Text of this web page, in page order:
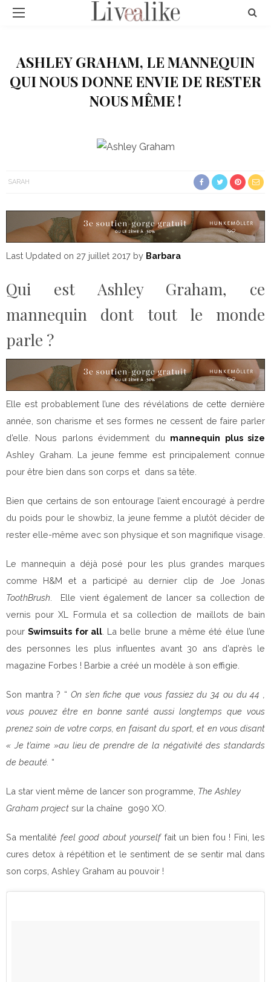
ASHLEY GRAHAM, LE MANNEQUIN
QUI NOUS DONNE ENVIE DE RESTER
NOUS MÊME !
SARAH
Last Updated on 27 juillet 2017 by Barbara
Qui est Ashley Graham, ce
mannequin dont tout le monde
parle ?
Elle est probablement l’une des révélations de cette dernière
année, son charisme et ses formes ne cessent de faire parler
d’elle. Nous parlons évidemment du mannequin plus size
Ashley Graham. La jeune femme est principalement connue
pour être bien dans son corps et dans sa tête.
Bien que certains de son entourage l’aient encouragé à perdre
du poids pour le showbiz, la jeune femme a plutôt décider de
rester elle-même avec son physique et son magnifique visage.
Le mannequin a déjà posé pour les plus grandes marques
comme H&M et a participé au dernier clip de Joe Jonas
ToothBrush . Elle vient également de lancer sa collection de
vernis pour XL Formula et sa collection de maillots de bain
pourSwimsuits for all. La belle brune a même été élue l’une
des personnes les plus influentes avant 30 ans d’après le
magazine Forbes ! Barbie a créé un modèle à son effigie.
Son mantra ? “ On s’en fiche que vous fassiez du 34 ou du 44 ,
vous pouvez être en bonne santé aussi longtemps que vous
prenez soin de votre corps, en faisant du sport, et en vous disant
« Je t’aime »au lieu de prendre de la négativité des standards
de beauté. “
La star vient même de lancer son programme, The Ashley
Graham project sur la chaîne go90 XO.
Sa mentalité feel good about yourselffait un bien fou ! Fini, les
cures detox à répétition et le sentiment de se sentir mal dans
son corps, Ashley Graham au pouvoir !